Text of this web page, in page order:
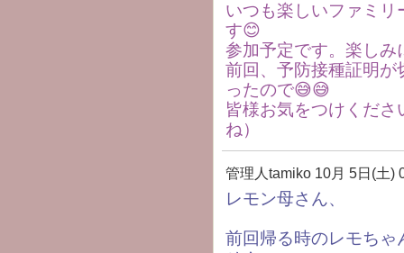
いつも楽しいファミ
す😊
参加予定です。楽しみ
前回、予防接種証明
ったので😅😅
皆様お気をつけくだ
ね）
管理人tamiko 10月 5日(土)
レモン母さん、
前回帰る時のレモちゃ